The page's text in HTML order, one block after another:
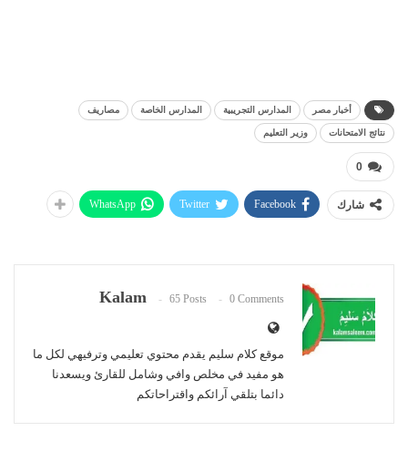
أخبار مصر المدارس التجريبية المدارس الخاصة مصاريف
نتائج الامتحانات وزير التعليم
0
شارك Facebook
Twitter
WhatsApp
Kalam 65 Posts 0 Comments
موقع كلام سليم يقدم محتوي تعليمي وترفيهي لكل ما
هو مفيد في مخلص وافي وشامل للقارئ ويسعدنا
دائما بتلقي آرائكم واقتراحاتكم